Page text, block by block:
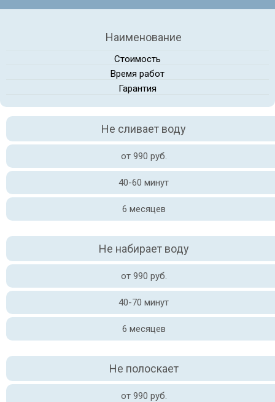
Наименование
Стоимость
Время работ
Гарантия
Не сливает воду
от 990 руб.
40-60 минут
6 месяцев
Не набирает воду
от 990 руб.
40-70 минут
6 месяцев
Не полоскает
от 990 руб.